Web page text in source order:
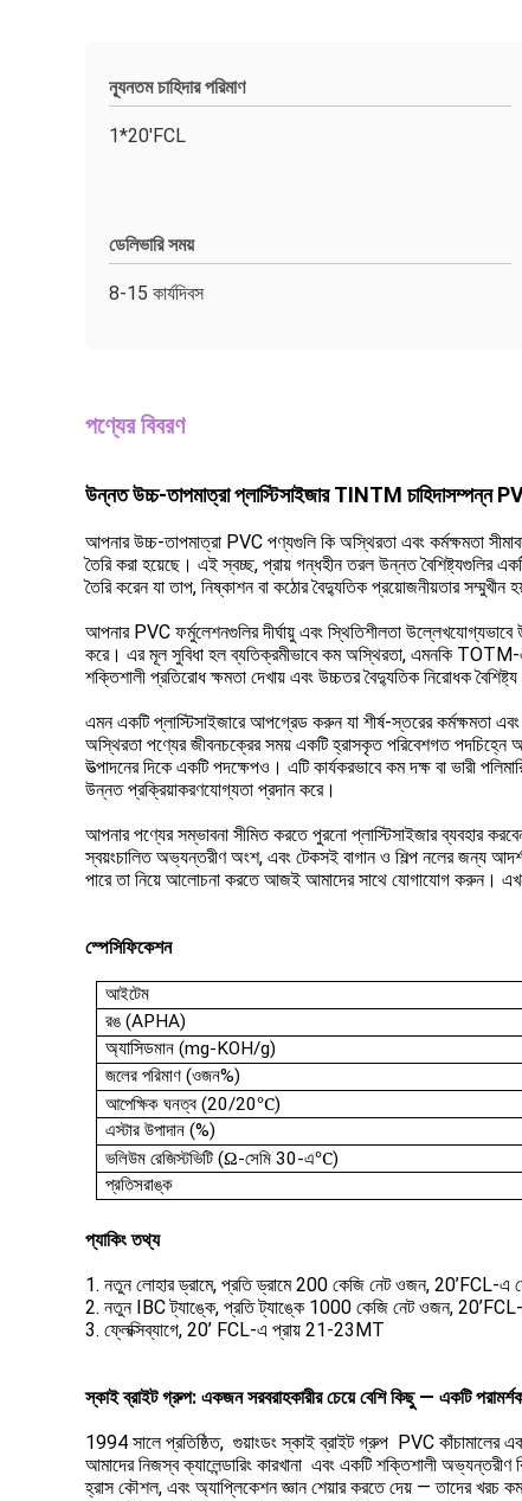
ন্যূনতম চাহিদার পরিমাণ
1*20'FCL
ডেলিভারি সময়
8-15 কার্যদিবস
পণ্যের বিবরণ
উন্নত উচ্চ-তাপমাত্রা প্লাস্টিসাইজার TINTM চাহিদাসম্পন্ন
আপনার উচ্চ-তাপমাত্রা PVC পণ্যগুলি কি অস্থিরতা এবং কর্মক্ষমতা
তৈরি করা হয়েছে। এই স্বচ্ছ, প্রায় গন্ধহীন তরল উন্নত বৈশিষ্ট্যগুলির
তৈরি করেন যা তাপ, নিষ্কাশন বা কঠোর বৈদ্যুতিক প্রয়োজনীয়তার
আপনার PVC ফর্মুলেশনগুলির দীর্ঘায়ু এবং স্থিতিশীলতা
করে। এর মূল সুবিধা হল ব্যতিক্রমীভাবে কম অস্থিরতা, এমনকি TOTM-
শক্তিশালী প্রতিরোধ ক্ষমতা দেখায় এবং উচ্চতর বৈদ্যুতিক নিরোধক
এমন একটি প্লাস্টিসাইজারে আপগ্রেড করুন যা শীর্ষ-স্তরের কর্মক্ষমতা
অস্থিরতা পণ্যের জীবনচক্রের সময় একটি হ্রাসকৃত পরিবেশগত
উত্পাদনের দিকে একটি পদক্ষেপও। এটি কার্যকরভাবে কম দক্ষ বা ভারী
উন্নত প্রক্রিয়াকরণযোগ্যতা প্রদান করে।
আপনার পণ্যের সম্ভাবনা সীমিত করতে পুরনো প্লাস্টিসাইজার ব্যবহার
স্বয়ংচালিত অভ্যন্তরীণ অংশ, এবং টেকসই বাগান ও শিল্প নলের জন্য
পারে তা নিয়ে আলোচনা করতে আজই আমাদের সাথে যোগাযোগ করুন।
স্পেসিফিকেশন
আইটেম
রঙ (APHA)
অ্যাসিডমান (mg-KOH/g)
জলের পরিমাণ (ওজন%)
আপেক্ষিক ঘনত্ব (20/20℃)
এস্টার উপাদান (%)
ভলিউম রেজিস্টভিটি (Ω-সেমি 30-এ℃)
প্রতিসরাঙ্ক
প্যাকিং তথ্য
1. নতুন লোহার ড্রামে, প্রতি ড্রামে 200 কেজি নেট ওজন, 20’FCL-
2. নতুন IBC ট্যাঙ্কে, প্রতি ট্যাঙ্কে 1000 কেজি নেট ওজন,
3. ফ্লেক্সিব্যাগে, 20’ FCL-এ প্রায় 21-23MT
স্কাই ব্রাইট গ্রুপ: একজন সরবরাহকারীর চেয়ে বেশি কিছু — একটি
1994 সালে প্রতিষ্ঠিত, গুয়াংডং স্কাই ব্রাইট গ্রুপ PVC কাঁচামালের
আমাদের নিজস্ব ক্যালেন্ডারিং কারখানা এবং একটি শক্তিশালী
হ্রাস কৌশল, এবং অ্যাপ্লিকেশন জ্ঞান শেয়ার করতে দেয় — তাদের খরচ